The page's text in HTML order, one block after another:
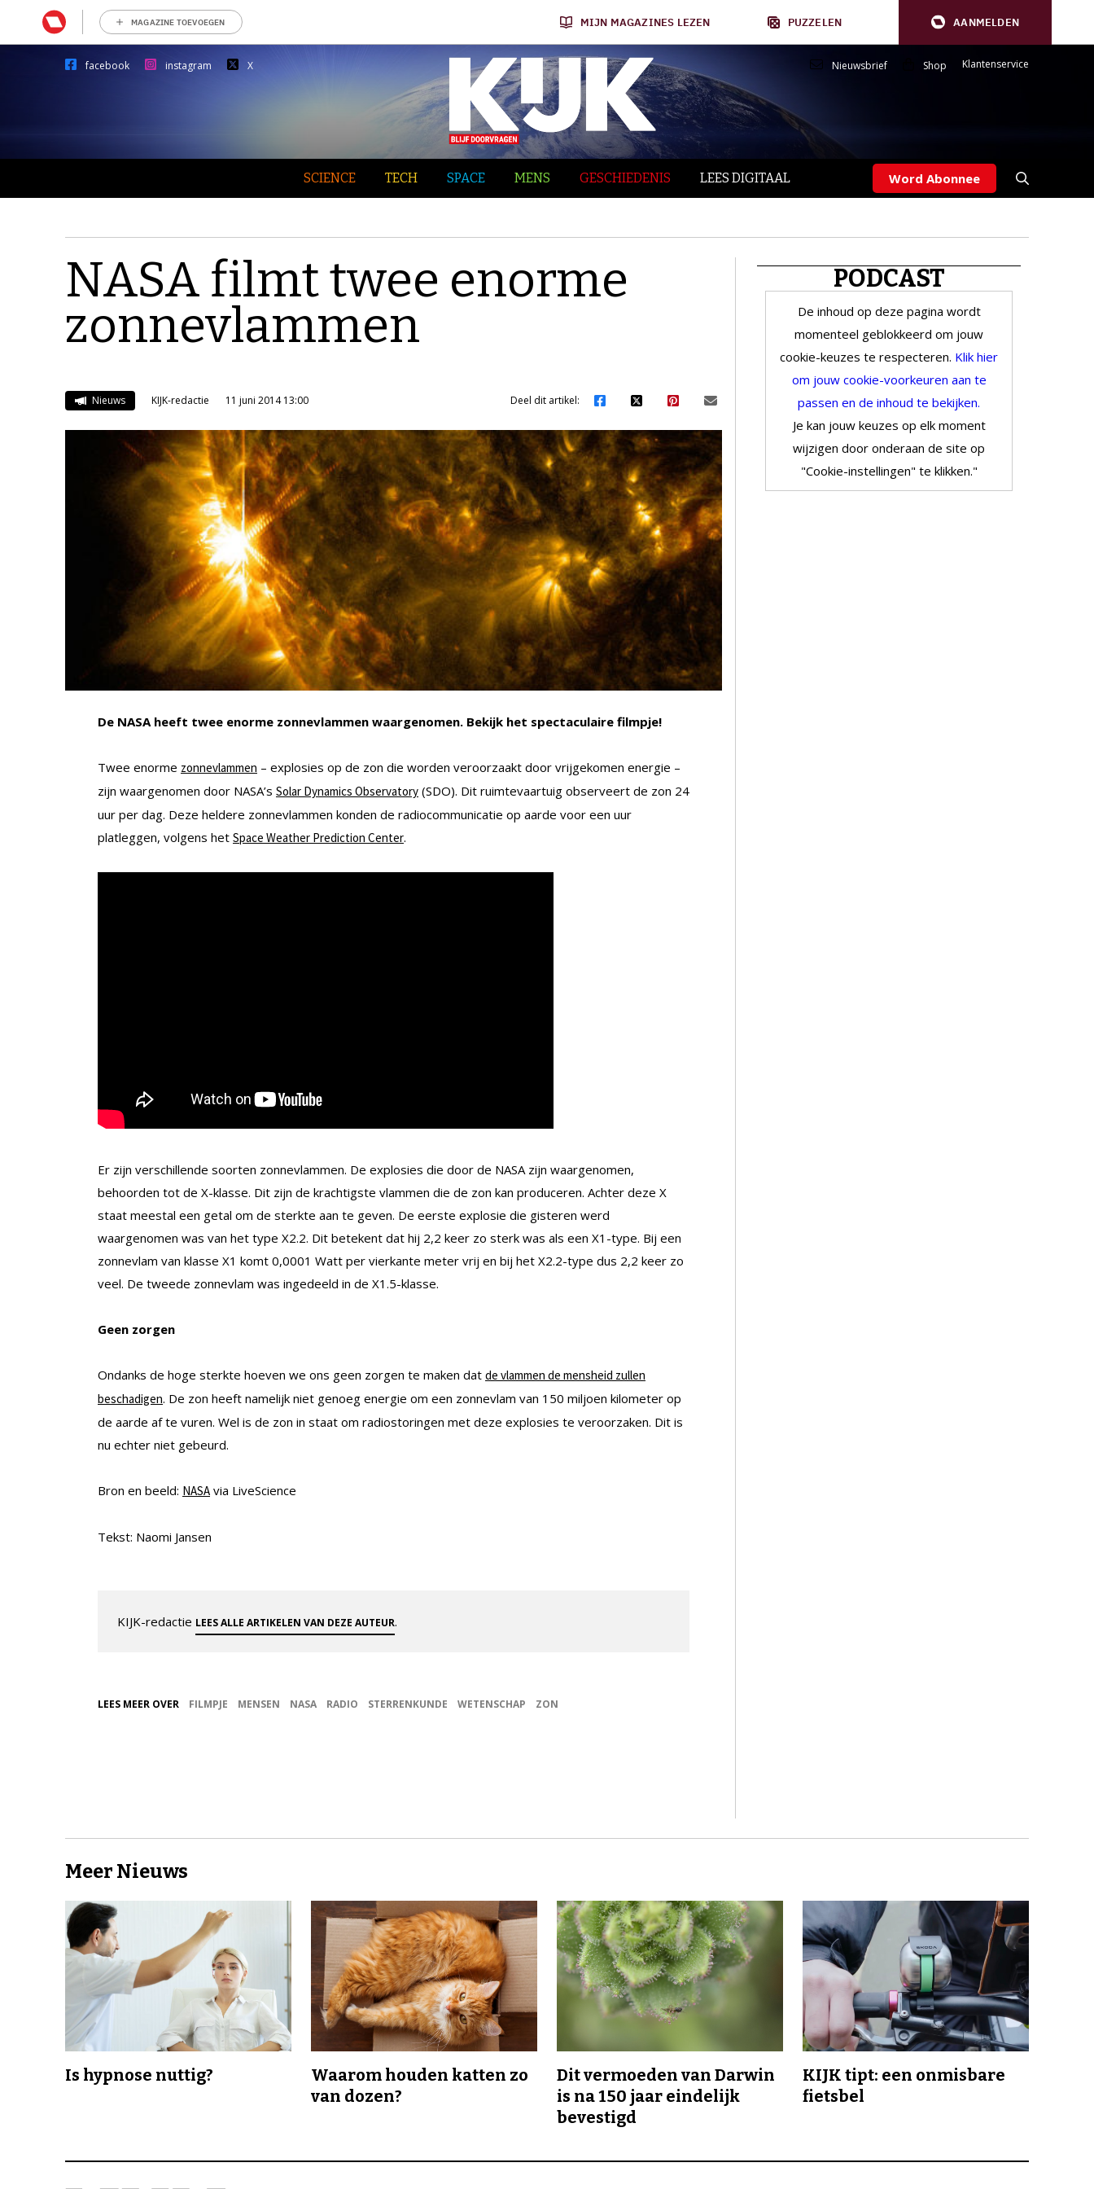
MAGAZINE TOEVOEGEN MIJN MAGAZINES LEZEN PUZZELEN AANMELDEN
facebook instagram X Nieuwsbrief Shop Klantenservice
SCIENCE TECH SPACE MENS GESCHIEDENIS LEES DIGITAAL Word Abonnee
NASA filmt twee enorme
zonnevlammen
Nieuws KIJK-redactie 11 juni 2014 13:00 Deel dit artikel:
De NASA heeft twee enorme zonnevlammen waargenomen. Bekijk het spectaculaire filmpje!
Twee enorme zonnevlammen – explosies op de zon die worden veroorzaakt door vrijgekomen energie –
zijn waargenomen door NASA’s Solar Dynamics Observatory (SDO). Dit ruimtevaartuig observeert de zon 24
uur per dag. Deze heldere zonnevlammen konden de radiocommunicatie op aarde voor een uur
platleggen, volgens het Space Weather Prediction Center.
Er zijn verschillende soorten zonnevlammen. De explosies die door de NASA zijn waargenomen,
behoorden tot de X-klasse. Dit zijn de krachtigste vlammen die de zon kan produceren. Achter deze X
staat meestal een getal om de sterkte aan te geven. De eerste explosie die gisteren werd
waargenomen was van het type X2.2. Dit betekent dat hij 2,2 keer zo sterk was als een X1-type. Bij een
zonnevlam van klasse X1 komt 0,0001 Watt per vierkante meter vrij en bij het X2.2-type dus 2,2 keer zo
veel. De tweede zonnevlam was ingedeeld in de X1.5-klasse.
Geen zorgen
Ondanks de hoge sterkte hoeven we ons geen zorgen te maken dat de vlammen de mensheid zullen
beschadigen. De zon heeft namelijk niet genoeg energie om een zonnevlam van 150 miljoen kilometer op
de aarde af te vuren. Wel is de zon in staat om radiostoringen met deze explosies te veroorzaken. Dit is
nu echter niet gebeurd.
Bron en beeld: NASA via LiveScience
Tekst: Naomi Jansen
KIJK-redactie LEES ALLE ARTIKELEN VAN DEZE AUTEUR.
LEES MEER OVER FILMPJE MENSEN NASA RADIO STERRENKUNDE WETENSCHAP ZON
PODCAST
De inhoud op deze pagina wordt
momenteel geblokkeerd om jouw
cookie-keuzes te respecteren. Klik hier
om jouw cookie-voorkeuren aan te
passen en de inhoud te bekijken.
Je kan jouw keuzes op elk moment
wijzigen door onderaan de site op
"Cookie-instellingen" te klikken."
Meer Nieuws
Is hypnose nuttig?
Waarom houden katten zo
van dozen?
Dit vermoeden van Darwin
is na 150 jaar eindelijk
bevestigd
KIJK tipt: een onmisbare
fietsbel